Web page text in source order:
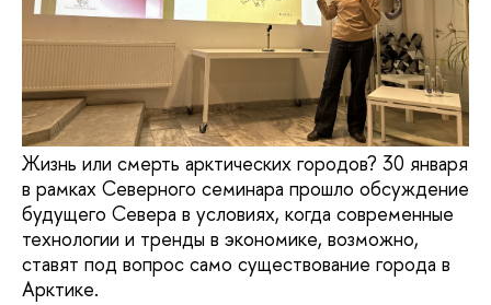
Жизнь или смерть арктических городов? 30 января
в рамках Северного семинара прошло обсуждение
будущего Севера в условиях, когда современные
технологии и тренды в экономике, возможно,
ставят под вопрос само существование города в
Арктике.